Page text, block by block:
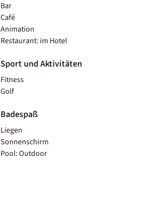
Bar
Café
Animation
Restaurant: im Hotel
Sport und Aktivitäten
Fitness
Golf
Badespaß
Liegen
Sonnenschirm
Pool: Outdoor